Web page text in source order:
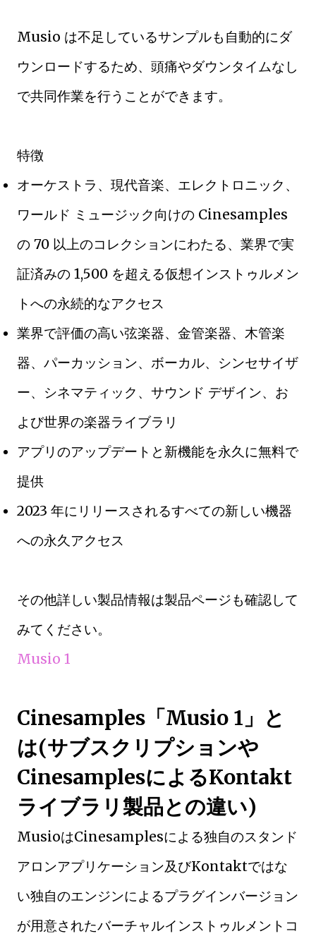
Musio は不足しているサンプルも自動的にダ
ウンロードするため、頭痛やダウンタイムなし
で共同作業を行うことができます。
特徴
オーケストラ、現代音楽、エレクトロニック、
ワールド ミュージック向けの Cinesamples
の 70 以上のコレクションにわたる、業界で実
証済みの 1,500 を超える仮想インストゥルメン
トへの永続的なアクセス
業界で評価の高い弦楽器、金管楽器、木管楽
器、パーカッション、ボーカル、シンセサイザ
ー、シネマティック、サウンド デザイン、お
よび世界の楽器ライブラリ
アプリのアップデートと新機能を永久に無料で
提供
2023 年にリリースされるすべての新しい機器
への永久アクセス
その他詳しい製品情報は製品ページも確認して
みてください。
Musio 1
Cinesamples「Musio 1」と
は(サブスクリプションや
CinesamplesによるKontakt
ライブラリ製品との違い)
MusioはCinesamplesによる独自のスタンド
アロンアプリケーション及びKontaktではな
い独自のエンジンによるプラグインバージョン
が用意されたバーチャルインストゥルメントコ